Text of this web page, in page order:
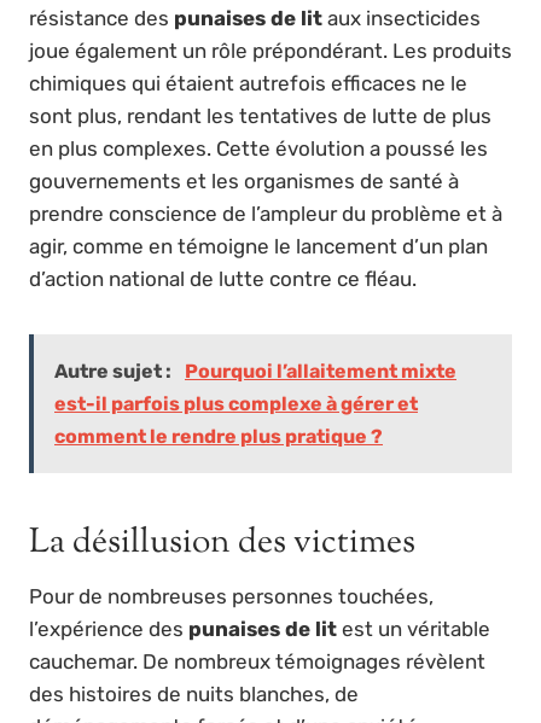
résistance des punaises de lit aux insecticides
joue également un rôle prépondérant. Les produits
chimiques qui étaient autrefois efficaces ne le
sont plus, rendant les tentatives de lutte de plus
en plus complexes. Cette évolution a poussé les
gouvernements et les organismes de santé à
prendre conscience de l’ampleur du problème et à
agir, comme en témoigne le lancement d’un plan
d’action national de lutte contre ce fléau.
Autre sujet :
Pourquoi l’allaitement mixte
est-il parfois plus complexe à gérer et
comment le rendre plus pratique ?
La désillusion des victimes
Pour de nombreuses personnes touchées,
l’expérience des punaises de lit est un véritable
cauchemar. De nombreux témoignages révèlent
des histoires de nuits blanches, de